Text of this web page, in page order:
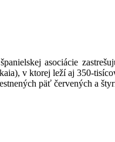
asociácie
v ktorej leží aj 350-
päť červených a